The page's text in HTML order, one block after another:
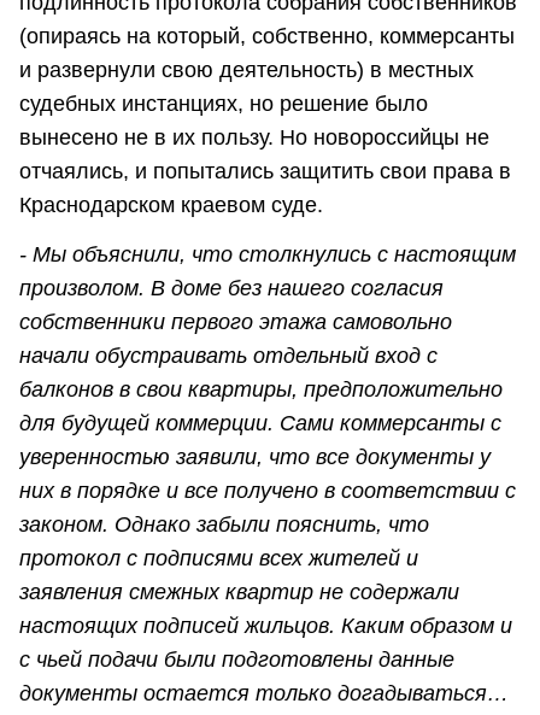
(опираясь на который, собственно, коммерсанты
и развернули свою деятельность) в местных
судебных инстанциях, но решение было
вынесено не в их пользу. Но новороссийцы не
отчаялись, и попытались защитить свои права в
Краснодарском краевом суде.
- Мы объяснили, что столкнулись с настоящим
произволом. В доме без нашего согласия
собственники первого этажа самовольно
начали обустраивать отдельный вход с
балконов в свои квартиры, предположительно
для будущей коммерции. Сами коммерсанты с
уверенностью заявили, что все документы у
них в порядке и все получено в соответствии с
законом. Однако забыли пояснить, что
протокол с подписями всех жителей и
заявления смежных квартир не содержали
настоящих подписей жильцов. Каким образом и
с чьей подачи были подготовлены данные
документы остается только догадываться…